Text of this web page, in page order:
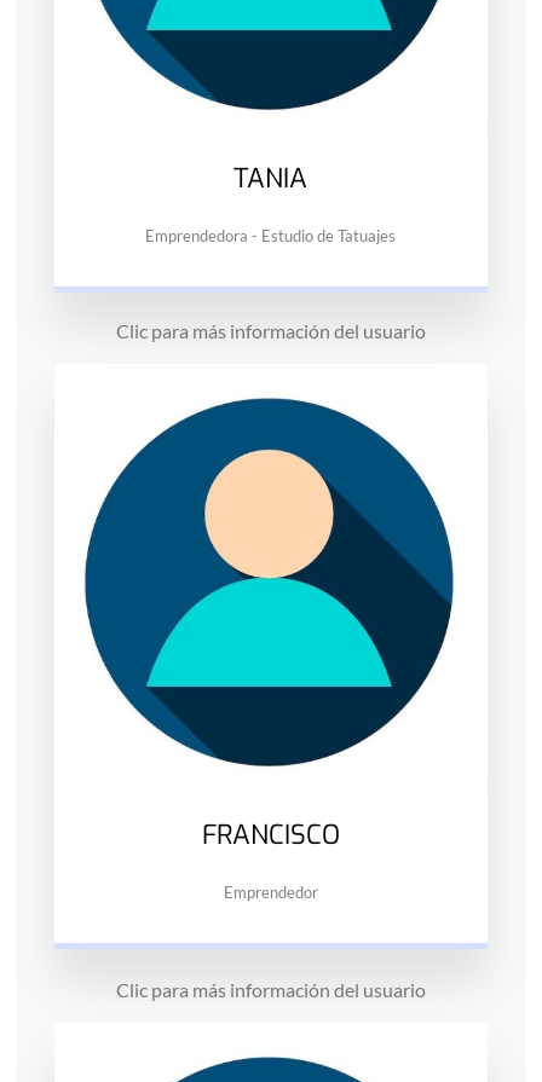
TANIA
Emprendedora - Estudio de Tatuajes
Clic para más información del usuario
FRANCISCO
Emprendedor
Clic para más información del usuario